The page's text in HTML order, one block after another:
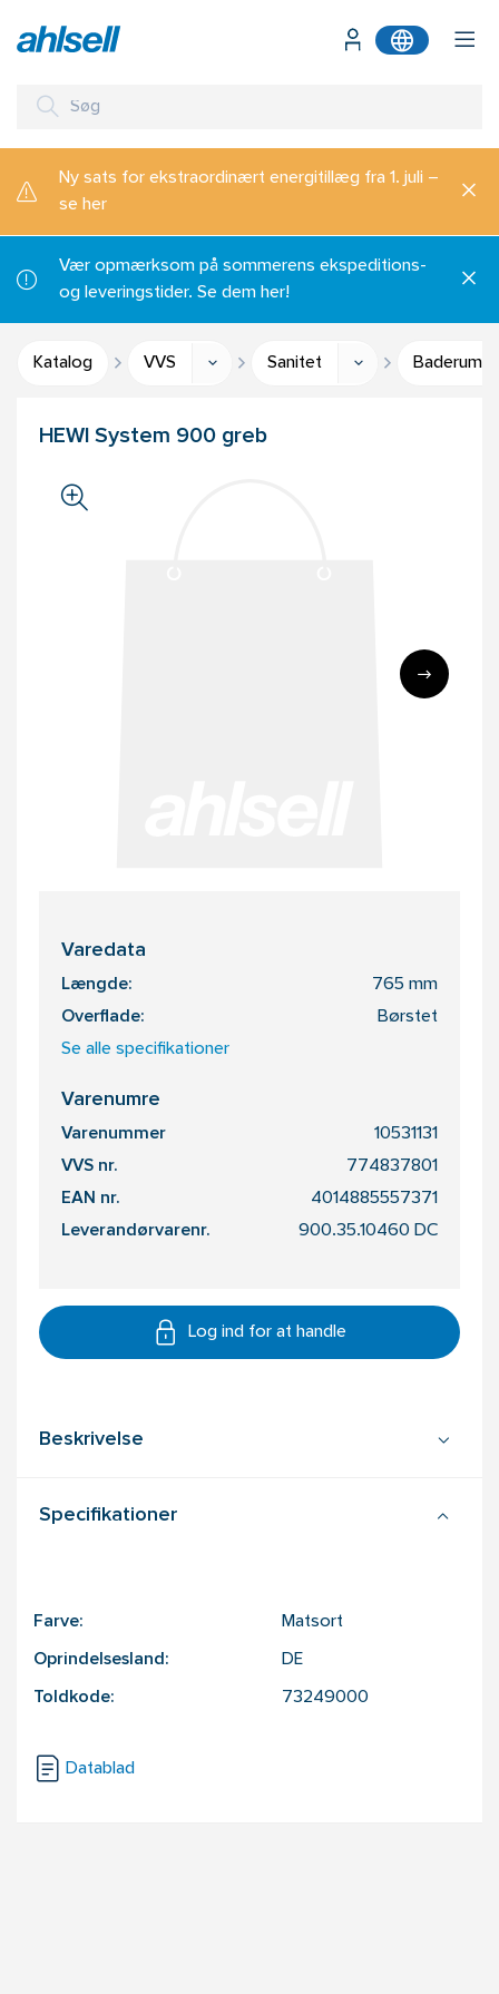
Ny sats for ekstraordinært energitillæg fra 1. juli –
se her
Vær opmærksom på sommerens ekspeditions-
og leveringstider. Se dem her!
Katalog VVS Sanitet
HEWI System 900 greb
Varedata
Længde: 765 mm
Overflade: Børstet
Se alle specifikationer
Varenumre
Varenummer 10531131
VVS nr. 774837801
EAN nr. 4014885557371
Leverandørvarenr. 900.35.10460 DC
Log ind for at handle
Beskrivelse
Specifikationer
Farve: Matsort
Oprindelsesland: DE
Toldkode: 73249000
Datablad